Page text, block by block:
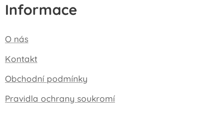
Informace
O nás
Kontakt
Obchodní podmínky
Pravidla ochrany soukromí